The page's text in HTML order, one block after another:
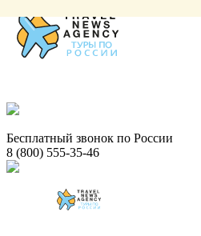
Бесплатный звонок по России
8 (800) 555-35-46